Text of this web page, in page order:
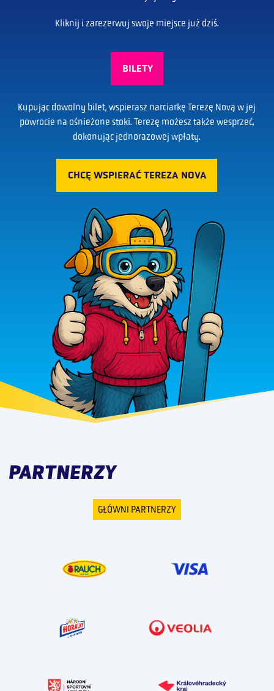
Kliknij i zarezerwuj swoje miejsce już dziś.
BILETY
Kupując dowolny bilet, wspierasz narciarkę Terezę Novą w jej
powrocie na ośnieżone stoki. Terezę możesz także wesprzeć,
dokonując jednorazowej wpłaty.
CHCĘ WSPIERAĆ TEREZA NOVA
PARTNERZY
GŁÓWNI PARTNERZY